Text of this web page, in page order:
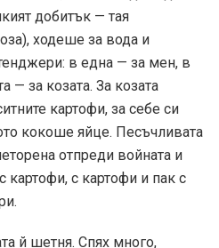
добитък — тая
ходеше за вода и
в една — за мен, в
— за козата. За козата
картофи, за себе си
кокоше яйце. Песъчливата
отпреди войната и
картофи, с картофи и пак с
й шетня. Спях много,